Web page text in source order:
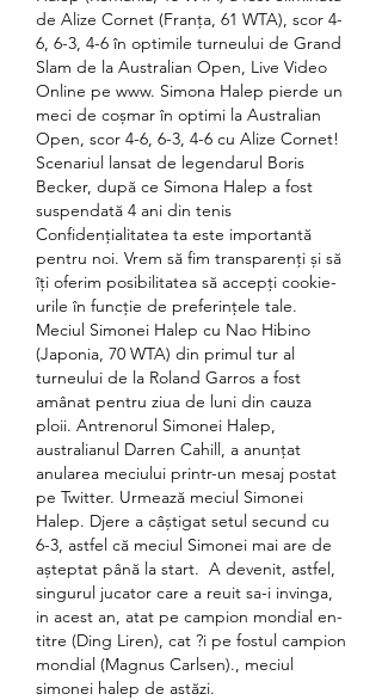
de Alize Cornet (Franța, 61 WTA), scor 4-
6, 6-3, 4-6 în optimile turneului de Grand
Slam de la Australian Open, Live Video
Online pe www. Simona Halep pierde un
meci de coșmar în optimi la Australian
Open, scor 4-6, 6-3, 4-6 cu Alize Cornet!
Scenariul lansat de legendarul Boris
Becker, după ce Simona Halep a fost
suspendată 4 ani din tenis
Confidenţialitatea ta este importantă
pentru noi. Vrem să fim transparenţi și să
îţi oferim posibilitatea să accepţi cookie-
urile în funcţie de preferinţele tale.
Meciul Simonei Halep cu Nao Hibino
(Japonia, 70 WTA) din primul tur al
turneului de la Roland Garros a fost
amânat pentru ziua de luni din cauza
ploii. Antrenorul Simonei Halep,
australianul Darren Cahill, a anunţat
anularea meciului printr-un mesaj postat
pe Twitter. Urmează meciul Simonei
Halep. Djere a câștigat setul secund cu
6-3, astfel că meciul Simonei mai are de
așteptat până la start.  A devenit, astfel,
singurul jucator care a reuit sa-i invinga,
in acest an, atat pe campion mondial en-
titre (Ding Liren), cat ?i pe fostul campion
mondial (Magnus Carlsen)., meciul
simonei halep de astăzi.